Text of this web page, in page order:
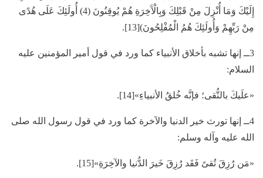
إِلَيْكَ وَمَا أُنْزِلَ مِنْ قَبْلِكَ وَبِالْآَخِرَةِ هُمْ يُوقِنُونَ (4) أُولَئِكَ عَلَى هُدًى
مِنْ رَبِّهِمْ وَأُولَئِكَ هُمُ الْمُفْلِحُونَ)[13].
3ــ إنها تشبه بأخلاق الأنبياء كما ورد في قول أمير المؤمنين عليه
السلام:
«علَيكَ بالتُّقى؛ فإنَّه خُلقُ الأنبياءِ»[14].
4ــ إنها تورث خير الدنيا والآخرة كما ورد في قول رسول الله صلى
الله عليه وآله وسلم:
«مَن رُزِقَ تُقىً فَقَد رُزِقَ خَيرَ الدُّنيا والآخِرَةِ»[15].